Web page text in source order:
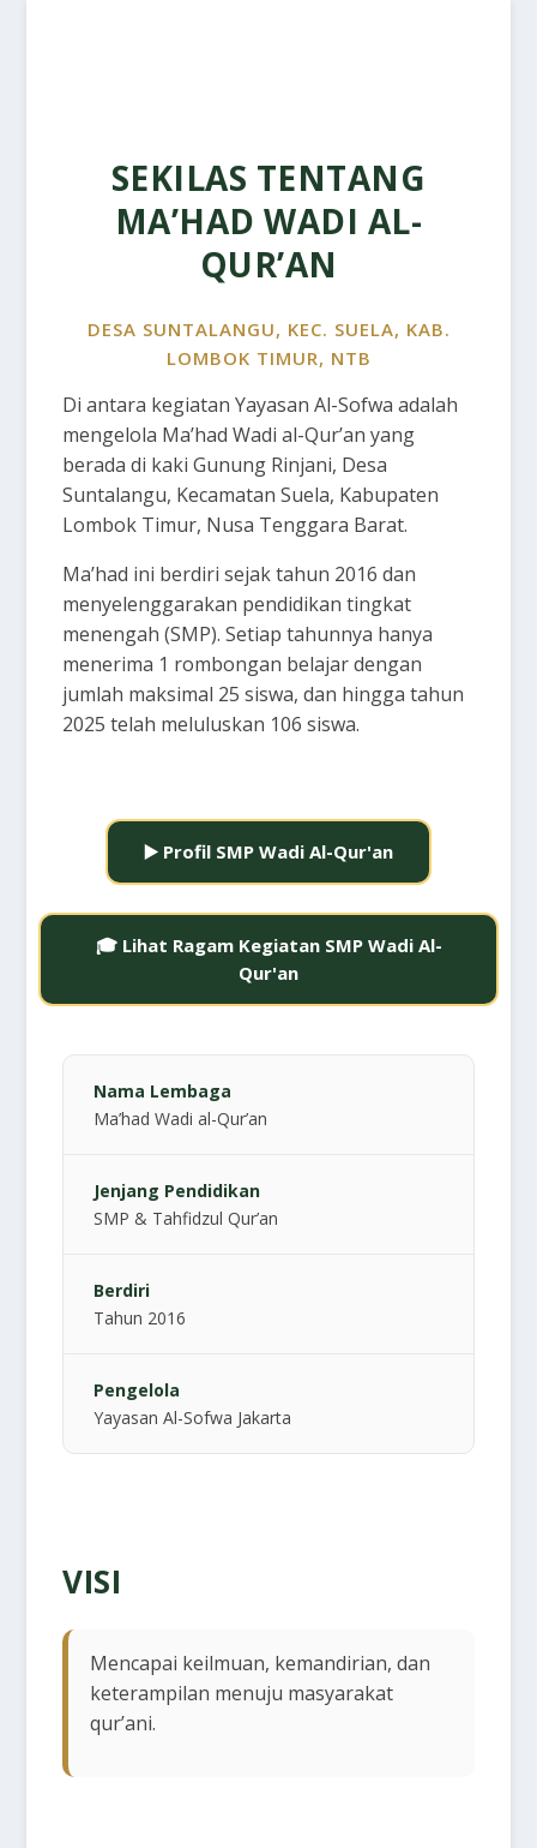
SEKILAS TENTANG
MA’HAD WADI AL-
QUR’AN
DESA SUNTALANGU, KEC. SUELA, KAB.
LOMBOK TIMUR, NTB
Di antara kegiatan Yayasan Al-Sofwa adalah
mengelola Ma’had Wadi al-Qur’an yang
berada di kaki Gunung Rinjani, Desa
Suntalangu, Kecamatan Suela, Kabupaten
Lombok Timur, Nusa Tenggara Barat.
Ma’had ini berdiri sejak tahun 2016 dan
menyelenggarakan pendidikan tingkat
menengah (SMP). Setiap tahunnya hanya
menerima 1 rombongan belajar dengan
jumlah maksimal 25 siswa, dan hingga tahun
2025 telah meluluskan 106 siswa.
▶️ Profil SMP Wadi Al-Qur'an
🎓 Lihat Ragam Kegiatan SMP Wadi Al-
Qur'an
Nama Lembaga
Ma’had Wadi al-Qur’an
Jenjang Pendidikan
SMP & Tahfidzul Qur’an
Berdiri
Tahun 2016
Pengelola
Yayasan Al-Sofwa Jakarta
VISI
Mencapai keilmuan, kemandirian, dan
keterampilan menuju masyarakat
qur’ani.